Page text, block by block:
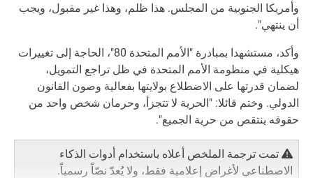
وأمريكا الجنوبية من المجلس. هذا ظلم، وهذا غير مقبول، ويجب
أن ينتهي".
وأكد، مستشهدا بمبادرة "الأمم المتحدة 80"، الحاجة إلى تغييرات
هيكلية في منظومة الأمم المتحدة في ظل تراجع التمويل،
لضمان قدرتها على الاضطلاع بولايتها بفعالية وصون القانون
الدولي. وختم قائلا: "الحرية لا تتجزأ، وحرمان شخص واحد من
حقوقه ينتقص من حرية الجميع".
تمت ترجمة الملخص أعلاه باستخدام أدوات الذكاء
الاصطناعي لأغراض إعلامية فقط، ولا يُعدّ نصّاً رسمياً.